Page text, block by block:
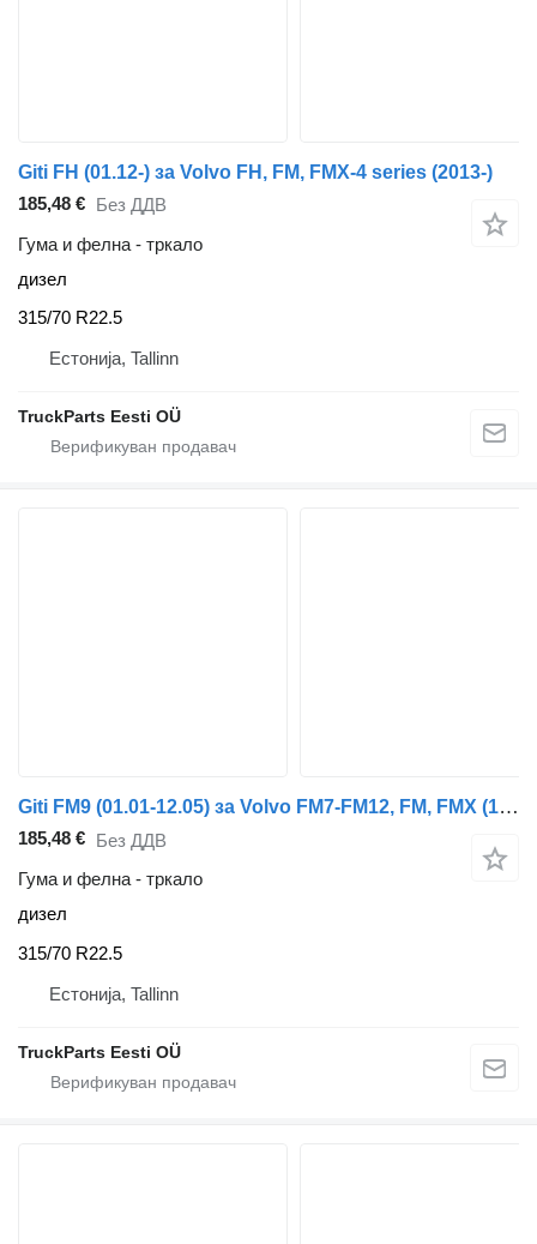
Giti FH (01.12-) за Volvo FH, FM, FMX-4 series (2013-)
185,48 € Без ДДВ
Гума и фелна - тркало
дизел
315/70 R22.5
Естонија, Tallinn
TruckParts Eesti OÜ
Giti FM9 (01.01-12.05) за Volvo FM7-FM12, FM, FMX (1998-2014)
185,48 € Без ДДВ
Гума и фелна - тркало
дизел
315/70 R22.5
Естонија, Tallinn
TruckParts Eesti OÜ